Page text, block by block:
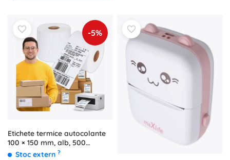
-5%
Etichete termice autocolante
100 × 150 mm, alb, 500
etichete pe rolă, perforație
Stoc extern ?